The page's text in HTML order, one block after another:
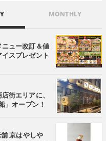
MONTHLY
ニュー改訂＆値
イスプレゼント
街エリアに、
」オープン！
京はやしや